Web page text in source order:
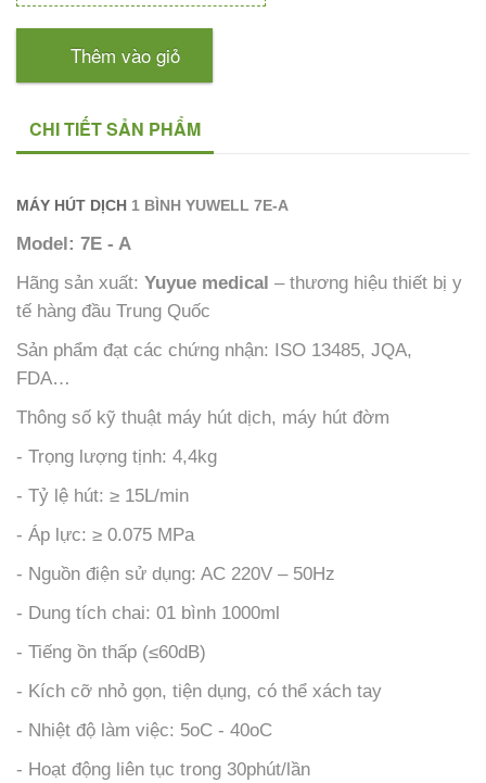
Thêm vào giỏ
CHI TIẾT SẢN PHẨM
MÁY HÚT DỊCH 1 BÌNH YUWELL 7E-A
Model: 7E - A
Hãng sản xuất: Yuyue medical – thương hiệu thiết bị y
tế hàng đầu Trung Quốc
Sản phẩm đạt các chứng nhận: ISO 13485, JQA,
FDA…
Thông số kỹ thuật máy hút dịch, máy hút đờm
- Trọng lượng tịnh: 4,4kg
- Tỷ lệ hút: ≥ 15L/min
- Áp lực: ≥ 0.075 MPa
- Nguồn điện sử dụng: AC 220V – 50Hz
- Dung tích chai: 01 bình 1000ml
- Tiếng ồn thấp (≤60dB)
- Kích cỡ nhỏ gọn, tiện dụng, có thể xách tay
- Nhiệt độ làm việc: 5oC - 40oC
- Hoạt động liên tục trong 30phút/lần